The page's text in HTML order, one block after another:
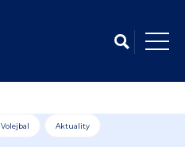
Volejbal Aktuality